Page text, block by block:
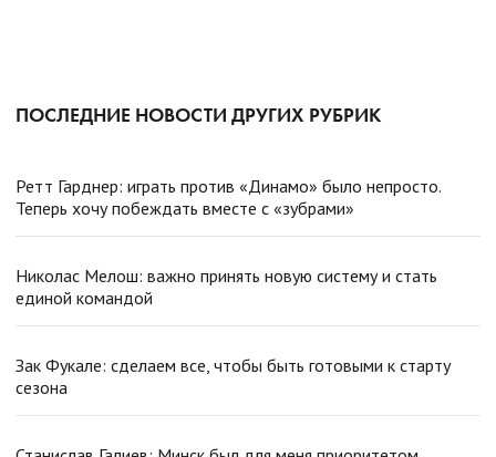
ПОСЛЕДНИЕ НОВОСТИ ДРУГИХ РУБРИК
Ретт Гарднер: играть против «Динамо» было непросто.
Теперь хочу побеждать вместе с «зубрами»
Николас Мелош: важно принять новую систему и стать
единой командой
Зак Фукале: сделаем все, чтобы быть готовыми к старту
сезона